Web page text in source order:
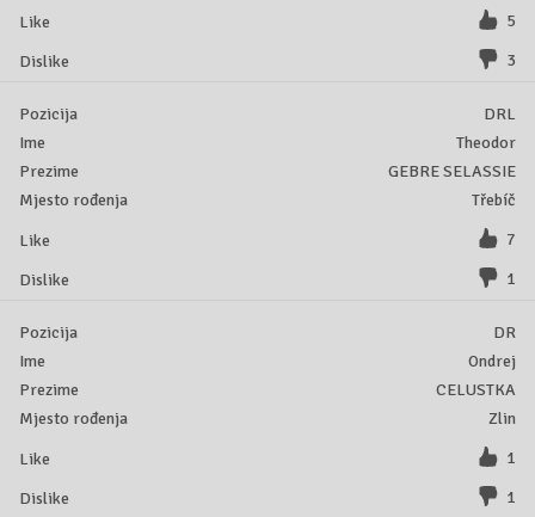
5
3
DRL
Theodor
GEBRE SELASSIE
Třebíč
7
1
DR
Ondrej
CELUSTKA
Zlin
1
1